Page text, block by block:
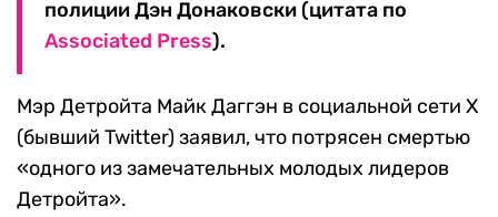
полиции Дэн Донаковски (цитата по
Associated Press).
Мэр Детройта Майк Даггэн в социальной сети X
(бывший Twitter) заявил, что потрясен смертью
«одного из замечательных молодых лидеров
Детройта».